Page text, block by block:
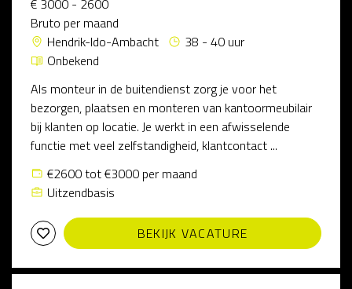
€ 3000 - 2600
Bruto per maand
Hendrik-Ido-Ambacht
38 - 40 uur
Onbekend
Als monteur in de buitendienst zorg je voor het
bezorgen, plaatsen en monteren van kantoormeubilair
bij klanten op locatie. Je werkt in een afwisselende
functie met veel zelfstandigheid, klantcontact ...
€2600 tot €3000 per maand
Uitzendbasis
BEKIJK VACATURE